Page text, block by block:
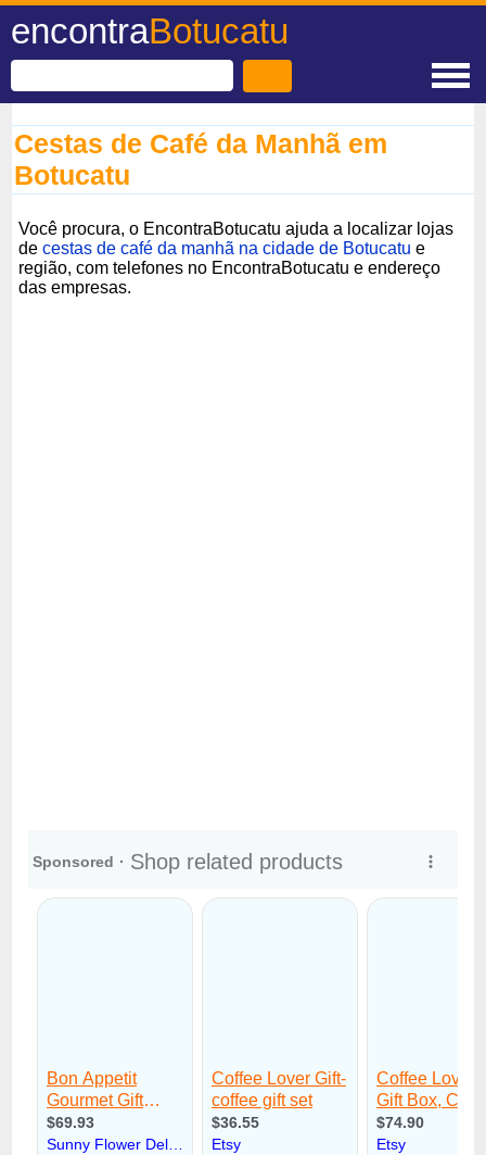
encontraBotucatu
Cestas de Café da Manhã em
Botucatu
Você procura, o EncontraBotucatu ajuda a localizar lojas
decestas de café da manhã na cidade de Botucatu e
região, com telefones no EncontraBotucatu e endereço
das empresas.